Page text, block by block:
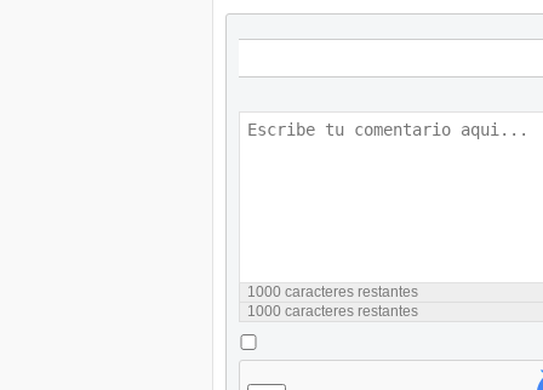
1000 caracteres restantes
1000 caracteres restantes